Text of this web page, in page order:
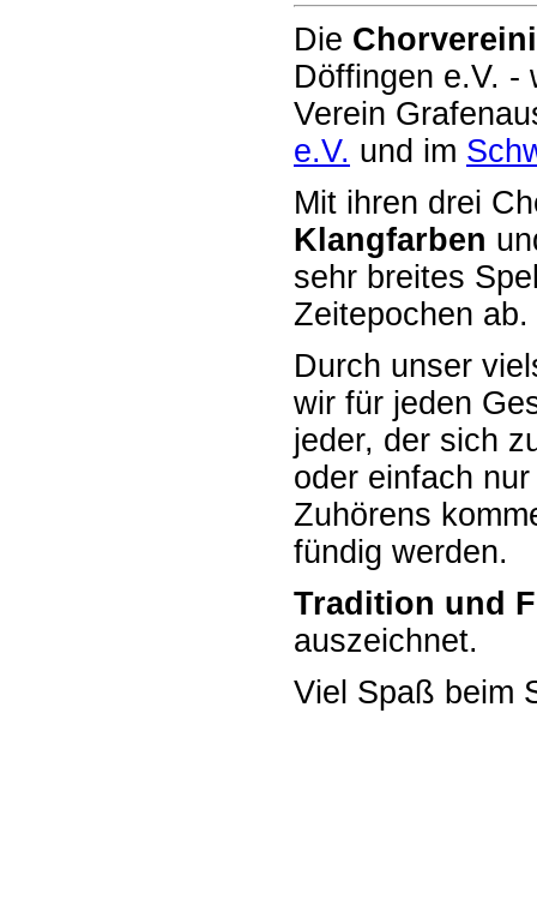
Die
Döffingen e.V. -
Verein
e.V. und im
Mit ihren drei
Klangfarben
sehr breites
Zeitepochen ab.
Durch unser
wir für jeden
jeder, der sich
oder einfach
Zuhörens
fündig werden.
Tradition und
auszeichnet.
Viel Spaß beim